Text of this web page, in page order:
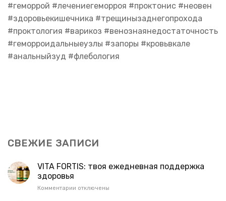
#геморрой #лечениегеморроя #проктонис #неовен
#здоровьекишечника #трещинызаднегопрохода
#проктология #варикоз #венознаянедостаточность
#геморроидальныеузлы #запоры #кровьвкале
#анальныйзуд #флебология
СВЕЖИЕ ЗАПИСИ
VITA FORTIS: твоя ежедневная поддержка
здоровья
Комментарии котключены